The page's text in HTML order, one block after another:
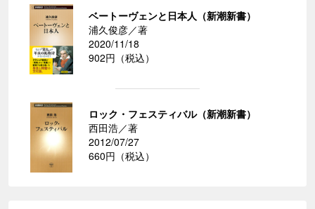
ベートーヴェンと日本人（新潮新書）
浦久俊彦／著
2020/11/18
902円（税込）
ロック・フェスティバル（新潮新書）
西田浩／著
2012/07/27
660円（税込）